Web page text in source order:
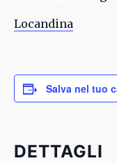
Locandina
Salva nel tuo
DETTAGLI